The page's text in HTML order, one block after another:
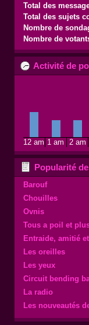
Total des
Total des sujets
Nombre de
Nombre de
Activité de
12 am 1 am 2 am
Popularité
Barouf
Chouilles
Ovnis
Tous a poil et
Entraide, amitié
Les oreilles
Les yeux
Circuit bending
La radio
Les nouveautés